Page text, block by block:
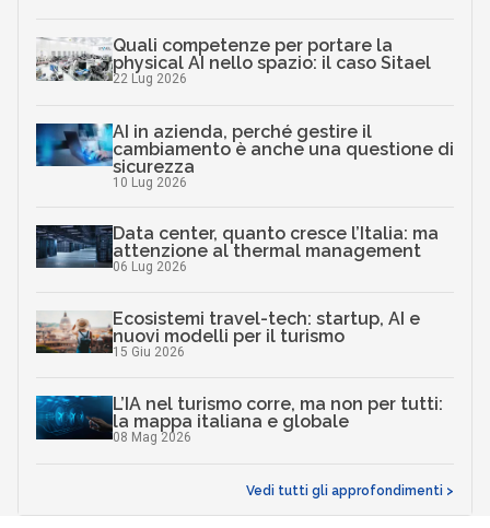
Quali competenze per portare la
physical AI nello spazio: il caso Sitael
22 Lug 2026
AI in azienda, perché gestire il
cambiamento è anche una questione di
sicurezza
10 Lug 2026
Data center, quanto cresce l’Italia: ma
attenzione al thermal management
06 Lug 2026
Ecosistemi travel-tech: startup, AI e
nuovi modelli per il turismo
15 Giu 2026
L’IA nel turismo corre, ma non per tutti:
la mappa italiana e globale
08 Mag 2026
Vedi tutti gli approfondimenti >